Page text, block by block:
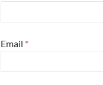
Email *